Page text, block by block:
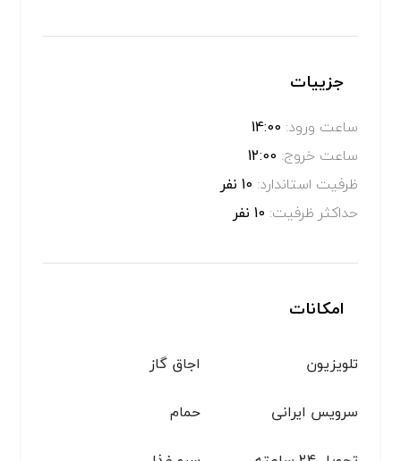
جزییات
ساعت ورود:
ساعت خروج:
ظرفیت استاندارد:
حداکثر ظرفیت:
امکانات
تلویزیون
اجاق گاز
سرویس ایرانی
حمام